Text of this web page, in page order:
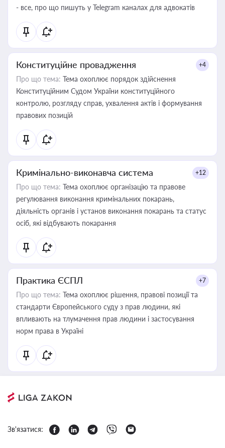
- все, про що пишуть у Telegram каналах для адвокатів
Конституційне провадження +4
Про що тема: Тема охоплює порядок здійснення
Конституційним Судом України конституційного
контролю, розгляду справ, ухвалення актів і формування
правових позицій
Кримінально-виконавча система +12
Про що тема: Тема охоплює організацію та правове
регулювання виконання кримінальних покарань,
діяльність органів і установ виконання покарань та статус
осіб, які відбувають покарання
Практика ЄСПЛ +7
Про що тема: Тема охоплює рішення, правові позиції та
стандарти Європейського суду з прав людини, які
впливають на тлумачення прав людини і застосування
норм права в Україні
Зв'язатися: